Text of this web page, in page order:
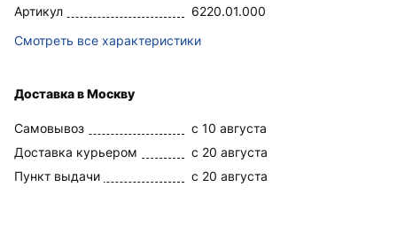
Артикул
6220.01.000
Смотреть все характеристики
Доставка в Москву
Самовывоз
c 10 августа
Доставка курьером
c 20 августа
Пункт выдачи
c 20 августа